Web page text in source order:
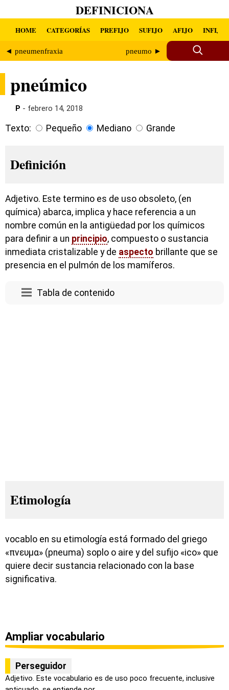
DEFINICIONA
HOME CATEGORÍAS PREFIJO SUFIJO AFIJO INFIJO
◄ pneumenfraxia pneumo ►
pneúmico
P - febrero 14, 2018
Texto: Pequeño Mediano Grande
Definición
Adjetivo. Este termino es de uso obsoleto, (en
química) abarca, implica y hace referencia a un
nombre común en la antigüedad por los químicos
para definir a un principio, compuesto o sustancia
inmediata cristalizable y de aspecto brillante que se
presencia en el pulmón de los mamíferos.
Tabla de contenido
Etimología
vocablo en su etimología está formado del griego
«πνευμα» (pneuma) soplo o aire y del sufijo «ico» que
quiere decir sustancia relacionado con la base
significativa.
Ampliar vocabulario
Perseguidor
Adjetivo. Este vocabulario es de uso poco frecuente, inclusive